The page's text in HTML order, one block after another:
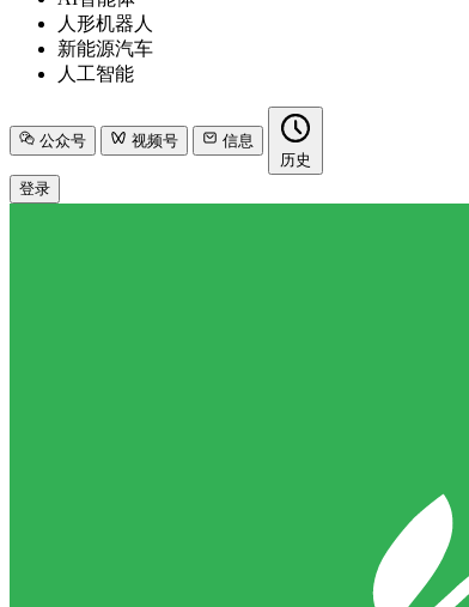
人形机器人
新能源汽车
人工智能
公众号 视频号
信息
历史
登录